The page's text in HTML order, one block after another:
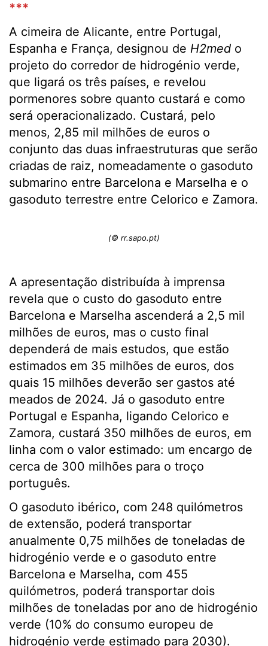
***
A cimeira de Alicante, entre Portugal,
Espanha e França, designou de H2med o
projeto do corredor de hidrogénio verde,
que ligará os três países, e revelou
pormenores sobre quanto custará e como
será operacionalizado. Custará, pelo
menos, 2,85 mil milhões de euros o
conjunto das duas infraestruturas que serão
criadas de raiz, nomeadamente o gasoduto
submarino entre Barcelona e Marselha e o
gasoduto terrestre entre Celorico e Zamora.
(© rr.sapo.pt)
A apresentação distribuída à imprensa
revela que o custo do gasoduto entre
Barcelona e Marselha ascenderá a 2,5 mil
milhões de euros, mas o custo final
dependerá de mais estudos, que estão
estimados em 35 milhões de euros, dos
quais 15 milhões deverão ser gastos até
meados de 2024. Já o gasoduto entre
Portugal e Espanha, ligando Celorico e
Zamora, custará 350 milhões de euros, em
linha com o valor estimado: um encargo de
cerca de 300 milhões para o troço
português.
O gasoduto ibérico, com 248 quilómetros
de extensão, poderá transportar
anualmente 0,75 milhões de toneladas de
hidrogénio verde e o gasoduto entre
Barcelona e Marselha, com 455
quilómetros, poderá transportar dois
milhões de toneladas por ano de hidrogénio
verde (10% do consumo europeu de
hidrogénio verde estimado para 2030).